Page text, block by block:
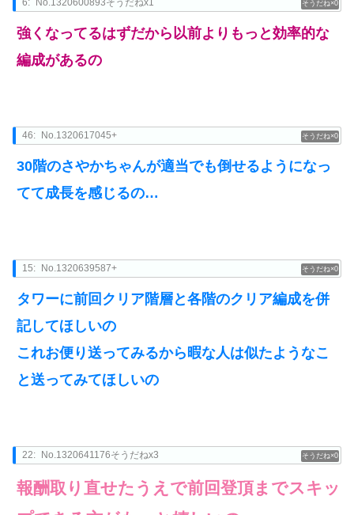
0
強くなってるはずだから以前よりもっと効率的な
編成があるの
0
46: No.1320617045+
30階のさやかちゃんが適当でも倒せるようになっ
てて成長を感じるの…
0
15: No.1320639587+
タワーに前回クリア階層と各階のクリア編成を併
記してほしいの
これお便り送ってみるから暇な人は似たようなこ
と送ってみてほしいの
0
22: No.1320641176そうだねx3
報酬取り直せたうえで前回登頂までスキッ